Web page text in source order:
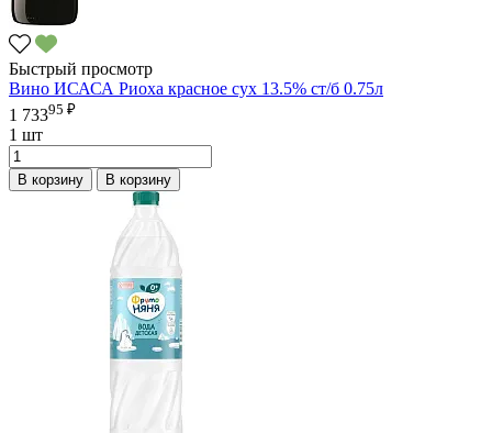
Быстрый просмотр
Вино ИСАСА Риоха красное сух 13.5% ст/б 0.75л
1 73395 ₽
1 шт
В корзину В корзину